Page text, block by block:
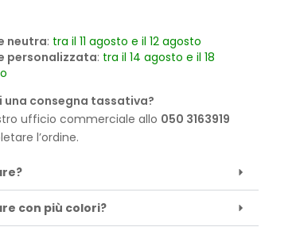
neutra: tra il 11 agosto e il 12 agosto
personalizzata: tra il 14 agosto e il 18
una consegna tassativa?
ufficio commerciale allo 050 3163919
l’ordine.
con più colori?